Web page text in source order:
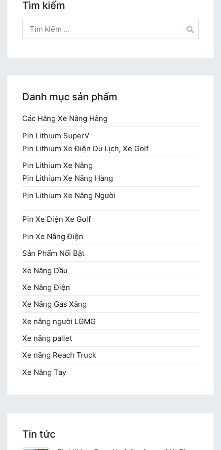
Tìm kiếm
kiếm
cho:
Danh mục sản phẩm
Các Hãng Xe Nâng Hàng
Pin Lithium SuperV
Pin Lithium Xe Điện Du Lịch, Xe Golf
Pin Lithium Xe Nâng
Pin Lithium Xe Nâng Hàng
Pin Lithium Xe Nâng Người
Pin Xe Điện Xe Golf
Pin Xe Nâng Điện
Sản Phẩm Nổi Bật
Xe Nâng Dầu
Xe Nâng Điện
Xe Nâng Gas Xăng
Xe nâng người LGMG
Xe nâng pallet
Xe nâng Reach Truck
Xe Nâng Tay
Tin tức